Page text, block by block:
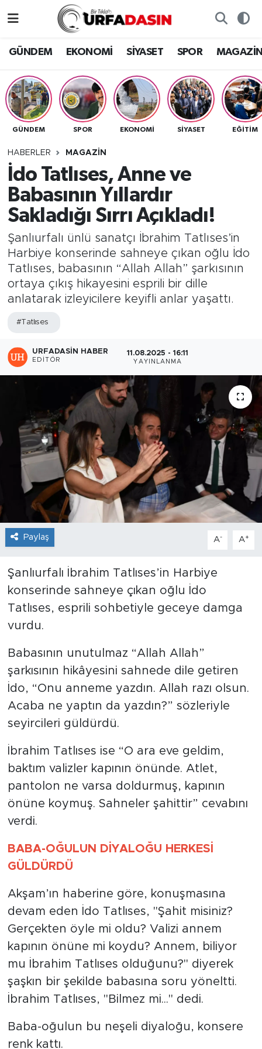
GÜNDEM EKONOMİ SİYASET SPOR
GÜNDEM SPOR EKONOMİ SİYASET EĞITIM
HABERLER MAGAZİN
İdo Tatlıses, Anne ve
Babasının Yıllardır
Sakladığı Sırrı Açıkladı!
Şanlıurfalı ünlü sanatçı İbrahim Tatlıses’in
Harbiye konserinde sahneye çıkan oğlu İdo
Tatlıses, babasının “Allah Allah” şarkısının
ortaya çıkış hikayesini esprili bir dille
anlatarak izleyicilere keyifli anlar yaşattı.
#Tatlıses
URFADASIN HABER
EDITÖR
11.08.2025 - 16:11
YAYINLANMA
Paylaş A- A+
Şanlıurfalı İbrahim Tatlıses’in Harbiye
konserinde sahneye çıkan oğlu İdo
Tatlıses, esprili sohbetiyle geceye damga
vurdu.
Babasının unutulmaz “Allah Allah”
şarkısının hikâyesini sahnede dile getiren
İdo, “Onu anneme yazdın. Allah razı olsun.
Acaba ne yaptın da yazdın?” sözleriyle
seyircileri güldürdü.
İbrahim Tatlıses ise “O ara eve geldim,
baktım valizler kapının önünde. Atlet,
pantolon ne varsa doldurmuş, kapının
önüne koymuş. Sahneler şahittir” cevabını
verdi.
BABA-OĞULUN DİYALOĞU HERKESİ
GÜLDÜRDÜ
Akşam’ın haberine göre, konuşmasına
devam eden İdo Tatlıses, "Şahit misiniz?
Gerçekten öyle mi oldu? Valizi annem
kapının önüne mi koydu? Annem, biliyor
mu İbrahim Tatlıses olduğunu?" diyerek
şaşkın bir şekilde babasına soru yöneltti.
İbrahim Tatlıses, "Bilmez mi..." dedi.
Baba-oğulun bu neşeli diyaloğu, konsere
renk kattı.
EKONOMİ
SİYASET
SPOR
SAĞLIK
TEKNOLOJİ
OTOMOBİL
Gizlilik ve Güvenlik Politikası
İletişim
Nöbetçi Eczaneler
Hava Durumu
Namaz Vakitleri
Trafik Durumu
Tüm Manşetler
Son Dakika Haberleri
Haber Arşivi